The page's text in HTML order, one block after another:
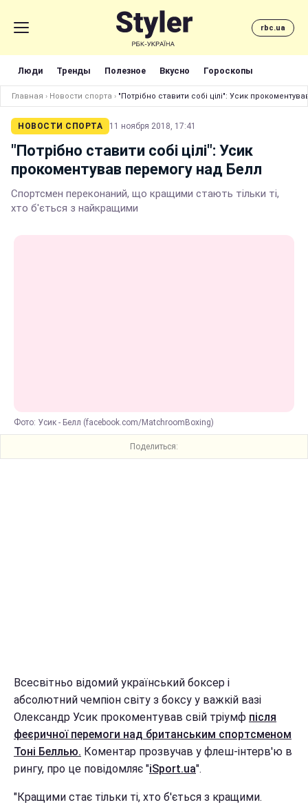
rbc.ua
Люди Тренды Полезное Вкусно Гороскопы
Главная › Новости спорта › "Потрібно ставити собі цілі": Усик
НОВОСТИ СПОРТА 11 ноября 2018, 17:41
"Потрібно ставити собі цілі": Усик
прокоментував перемогу над Белл
Спортсмен переконаний, що кращими стають тільки ті,
хто б'ється з найкращими
Фото: Усик - Белл (facebook.com/MatchroomBoxing)
Поделиться:
Всесвітньо відомий український боксер і
абсолютний чемпіон світу з боксу у важкій вазі
Олександр Усик прокоментував свій тріумф після
феєричної перемоги над британським спортсменом
Тоні Беллью. Коментар прозвучав у флеш-інтерв'ю в
рингу, про це повідомляє "iSport.ua".
"Кращими стає тільки ті, хто б'ється з кращими.